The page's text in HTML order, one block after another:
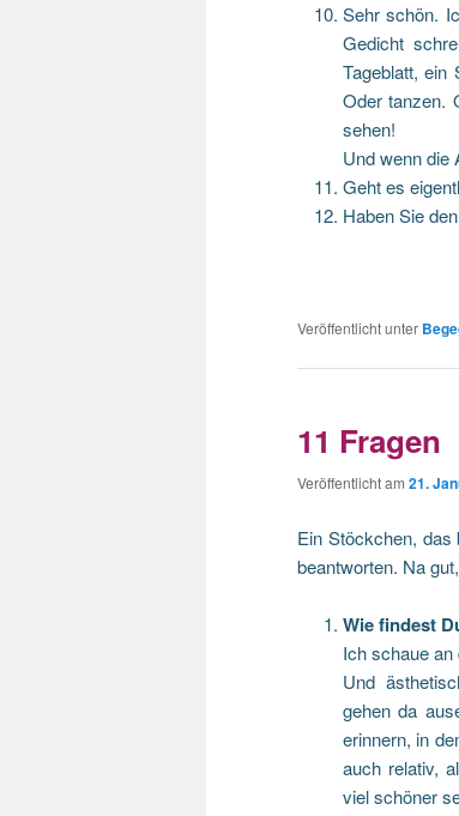
Sehr schön.
Gedicht
Tageblatt,
Oder tanzen.
sehen!
Und wenn die
Geht es
Haben Sie
Veröffentlicht unter
11 Fragen
Veröffentlicht am 21.
Ein Stöckchen,
beantworten. Na
Wie findest
Ich schaue
Und
gehen da
erinnern, in
auch relativ,
viel schöner